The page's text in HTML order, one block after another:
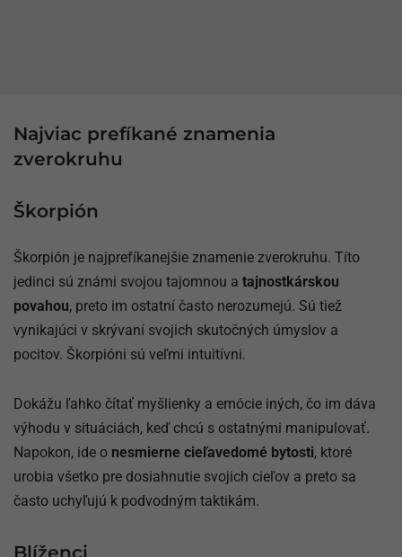
Najviac prefíkané znamenia
zverokruhu
Škorpión
Škorpión je najprefíkanejšie znamenie zverokruhu. Títo
jedinci sú známi svojou tajomnou a tajnostkárskou
povahou, preto im ostatní často nerozumejú. Sú tiež
vynikajúci v skrývaní svojich skutočných úmyslov a
pocitov. Škorpióni sú veľmi intuitívni.
Dokážu ľahko čítať myšlienky a emócie iných, čo im dáva
výhodu v situáciách, keď chcú s ostatnými manipulovať.
Napokon, ide o nesmierne cieľavedomé bytosti, ktoré
urobia všetko pre dosiahnutie svojich cieľov a preto sa
často uchyľujú k podvodným taktikám.
Blíženci